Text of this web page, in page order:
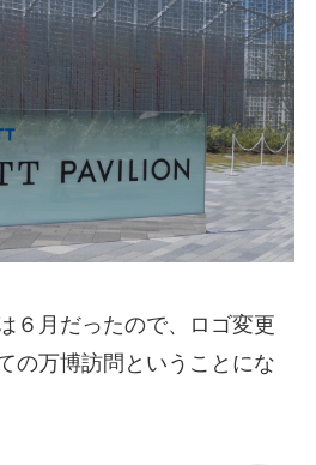
６月だったので、ロゴ変更
の万博訪問ということにな